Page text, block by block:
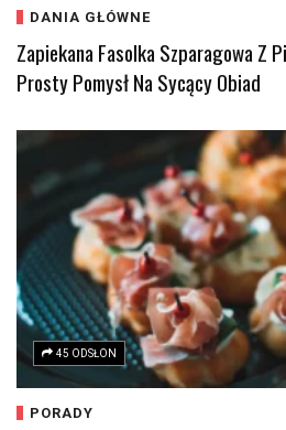
DANIA GŁÓWNE
Zapiekana Fasolka Szparagowa Z
Prosty Pomysł Na Sycący Obiad
45 ODSŁON
PORADY